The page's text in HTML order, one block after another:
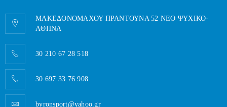
ΜΑΚΕΔΟΝΟΜΑΧΟΥ ΠΡΑΝΤΟΥΝΑ 52 ΝΕΟ ΨΥΧΙΚΟ-
AΘΗΝΑ
30 210 67 28 518
30 697 33 76 908
byronsport@yahoo.gr